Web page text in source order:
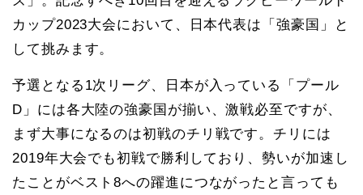
カップ2023大会において、日本代表は「強豪国」と
して挑みます。
予選となる1次リーグ、日本が入っている「プール
D」には各大陸の強豪国が揃い、激戦必至ですが、
まず大事になるのは初戦のチリ戦です。チリには
2019年大会でも初戦で勝利しており、勢いが加速し
たことがベスト8への躍進につながったと言っても